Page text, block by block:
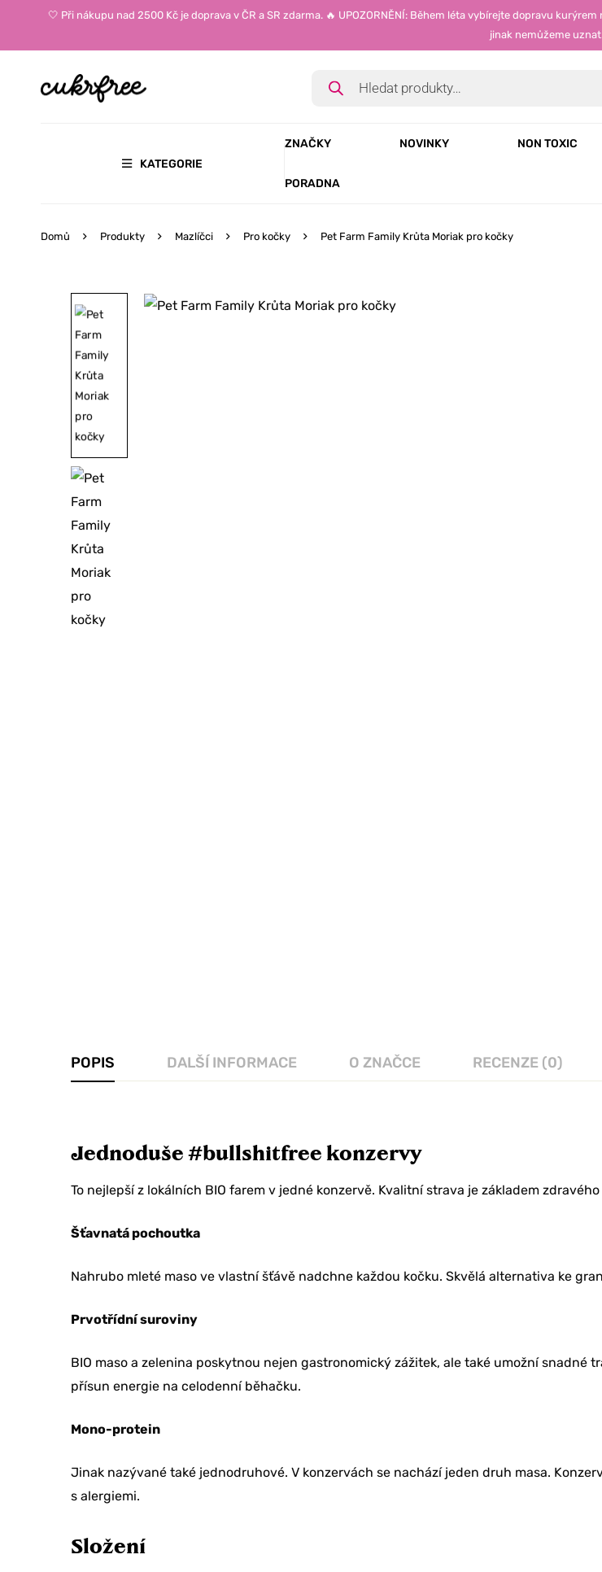
🤍 Při nákupu nad 2500 Kč je doprava v ČR a SR zdarma. 🔥 UPOZORNĚNÍ: Během léta vybírejte dopravu
jinak nemůžeme
KATEGORIE
ZNAČKY NOVINKY NON TOXIC
PORADNA
Domů Produkty Mazlíčci Pro kočky Pet Farm Family Krůta Moriak pro kočky
POPIS DALŠÍ INFORMACE O ZNAČCE RECENZE (0)
Jednoduše #bullshitfree konzervy
To nejlepší z lokálních BIO farem v jedné konzervě. Kvalitní strava je základem
Šťavnatá pochoutka
Nahrubo mleté maso ve vlastní šťávě nadchne každou kočku. Skvělá alternativa ke
Prvotřídní suroviny
BIO maso a zelenina poskytnou nejen gastronomický zážitek, ale také umožní snadné
přísun energie na celodenní běhačku.
Mono-protein
Jinak nazývané také jednodruhové. V konzervách se nachází jeden druh masa.
s alergiemi.
Složení
Chcete slevu 10 %
ANO, BERU SLEVU